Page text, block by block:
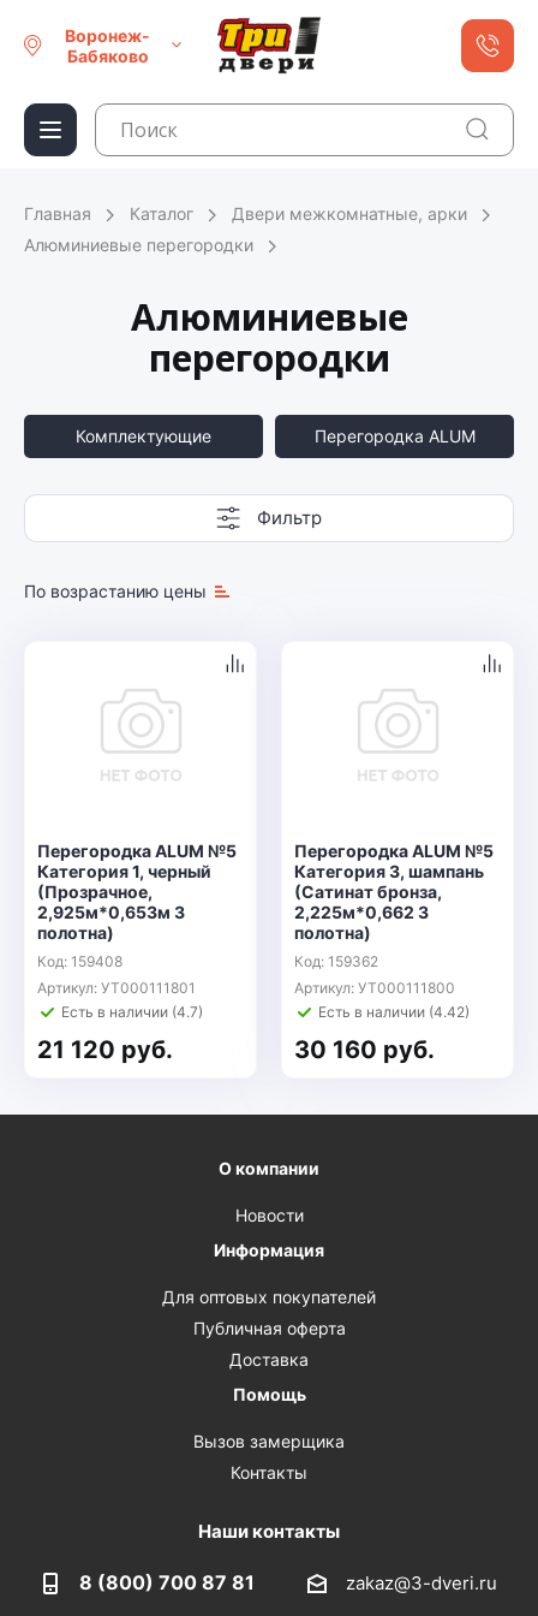
Воронеж-
Бабяково
Главная Каталог
Двери межкомнатные, арки
Алюминиевые перегородки
Алюминиевые
перегородки
Комплектующие Перегородка ALUM
Фильтр
По возрастанию цены
Перегородка ALUM №5
Категория 1, черный
(Прозрачное,
2,925м*0,653м 3
полотна)
Код: 159408
Артикул: УТ000111801
Есть в наличии (4.7)
21 120 руб.
Перегородка ALUM №5
Категория 3, шампань
(Сатинат бронза,
2,225м*0,662 3
полотна)
Код: 159362
Артикул: УТ000111800
Есть в наличии (4.42)
30 160 руб.
О компании
Новости
Информация
Для оптовых покупателей
Публичная оферта
Доставка
Помощь
Вызов замерщика
Контакты
Наши контакты
8 (800) 700 87 81 zakaz@3-dveri.ru